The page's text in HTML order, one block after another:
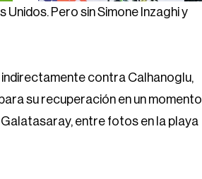
Pero sin Simone Inzaghi y
contra Calhanoglu,
su recuperación en un momento
entre fotos en la playa